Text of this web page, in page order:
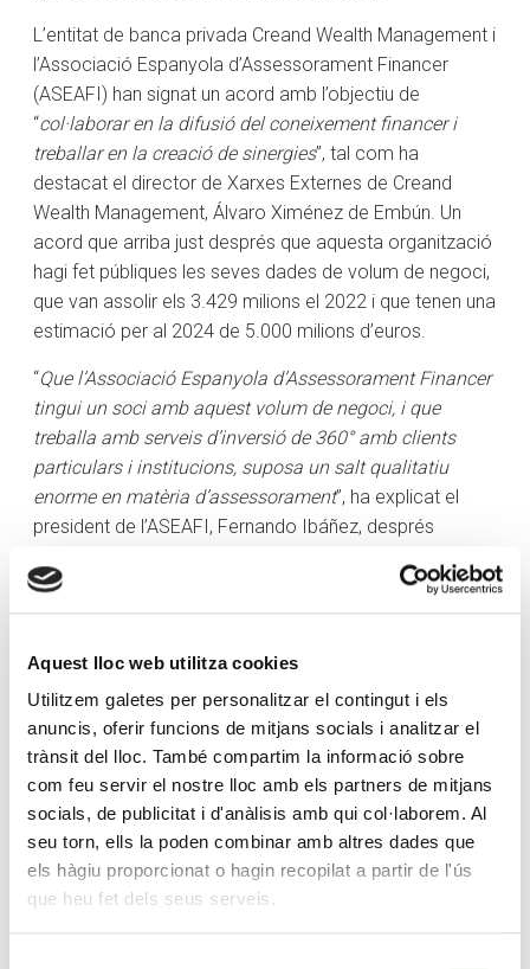
Aquest lloc web utilitza cookies
Utilitzem galetes per personalitzar el contingut i els
anuncis, oferir funcions de mitjans socials i analitzar el
trànsit del lloc. També compartim la informació sobre
com feu servir el nostre lloc amb els partners de mitjans
socials, de publicitat i d'anàlisis amb qui col·laborem. Al
seu torn, ells la poden combinar amb altres dades que
els hàgiu proporcionat o hagin recopilat a partir de l'ús
que heu fet dels seus serveis.
L’entitat de banca privada Creand Wealth Management i
l’Associació Espanyola d’Assessorament Financer
(ASEAFI) han signat un acord amb l’objectiu de
“col·laborar en la difusió del coneixement financer i
treballar en la creació de sinergies”, tal com ha
destacat el director de Xarxes Externes de Creand
Wealth Management, Álvaro Ximénez de Embún. Un
acord que arriba just després que aquesta organització
hagi fet públiques les seves dades de volum de negoci,
que van assolir els 3.429 milions el 2022 i que tenen una
estimació per al 2024 de 5.000 milions d’euros.
“Que l’Associació Espanyola d’Assessorament Financer
tingui un soci amb aquest volum de negoci, i que
treballa amb serveis d’inversió de 360° amb clients
particulars i institucions, suposa un salt qualitatiu
enorme en matèria d’assessorament”, ha explicat el
president de l’ASEAFI, Fernando Ibáñez, després
serveis, ja que Creand Wealth Management aposta per
l’arquitectura oberta a l’hora d’oferir solucions d’inversió
gestió de carteres.
Un acord que arriba en ple creixement de la firma
Més enllà d’aquestes xifres de volum de negoci, l’acord
arriba en un pic de creixement de Creand Wealth
Management a Espanya, i és que la firma ja disposa
d’una plantilla de més de 100 empleats. A l’equip, s’hi ha
unit Esther del Rincón a principis d’aquest any com a